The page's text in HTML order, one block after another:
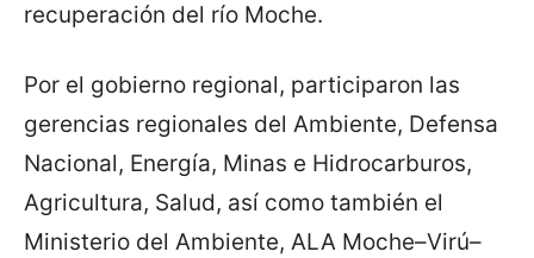
recuperación del río Moche.
Por el gobierno regional, participaron las
gerencias regionales del Ambiente, Defensa
Nacional, Energía, Minas e Hidrocarburos,
Agricultura, Salud, así como también el
Ministerio del Ambiente, ALA Moche–Virú–